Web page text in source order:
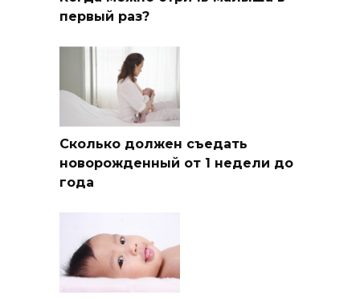
первый раз?
Сколько должен съедать
новорожденный от 1 недели до
года